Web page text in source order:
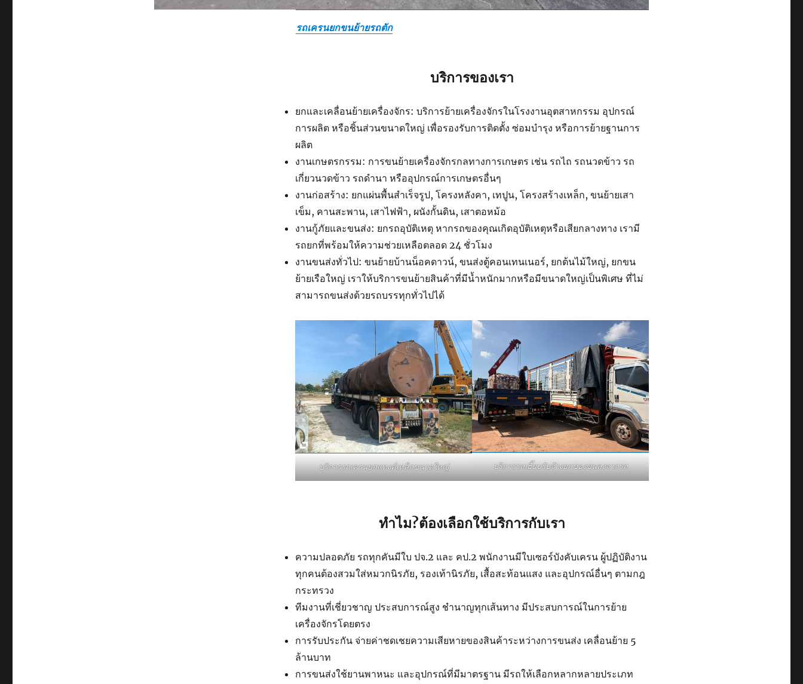
รถเครนยกขนย้ายรถตัก
บริการของเรา
ยกและเคลื่อนย้ายเครื่องจักร: บริการย้ายเครื่องจักรในโรงงานอุตสาหกรรม อุปกรณ์
การผลิต หรือชิ้นส่วนขนาดใหญ่ เพื่อรองรับการติดตั้ง ซ่อมบำรุง หรือการย้ายฐานการ
ผลิต
งานเกษตรกรรม: การขนย้ายเครื่องจักรกลทางการเกษตร เช่น รถไถ รถนวดข้าว รถ
เกี่ยวนวดข้าว รถดำนา หรืออุปกรณ์การเกษตรอื่นๆ
งานก่อสร้าง: ยกแผ่นพื้นสำเร็จรูป, โครงหลังคา, เทปูน, โครงสร้างเหล็ก, ขนย้ายเสา
เข็ม, คานสะพาน, เสาไฟฟ้า, ผนังกั้นดิน, เสาตอหม้อ
งานกู้ภัยและขนส่ง: ยกรถอุบัติเหตุ หากรถของคุณเกิดอุบัติเหตุหรือเสียกลางทาง เรามี
รถยกที่พร้อมให้ความช่วยเหลือตลอด 24 ชั่วโมง
งานขนส่งทั่วไป: ขนย้ายบ้านน็อคดาวน์, ขนส่งตู้คอนเทนเนอร์, ยกต้นไม้ใหญ่, ยกขน
ย้ายเรือใหญ่ เราให้บริการขนย้ายสินค้าที่มีน้ำหนักมากหรือมีขนาดใหญ่เป็นพิเศษ ที่ไม่
สามารถขนส่งด้วยรถบรรทุกทั่วไปได้
บริการรถเครนยกแทงค์เหล็กขนาดใหญ่ บริการรถเฮี๊ยบรับจ้างยกของขนลงจากรถ
ทำไม?ต้องเลือกใช้บริการกับเรา
ความปลอดภัย รถทุกคันมีใบ ปจ.2 และ คป.2 พนักงานมีใบเซอร์บังคับเครน ผู้ปฏิบัติงาน
ทุกคนต้องสวมใส่หมวกนิรภัย, รองเท้านิรภัย, เสื้อสะท้อนแสง และอุปกรณ์อื่นๆ ตามกฎ
กระทรวง
ทีมงานที่เชี่ยวชาญ ประสบการณ์สูง ชำนาญทุกเส้นทาง มีประสบการณ์ในการย้าย
เครื่องจักรโดยตรง
การรับประกัน จ่ายค่าชดเชยความเสียหายของสินค้าระหว่างการขนส่ง เคลื่อนย้าย 5
ล้านบาท
การขนส่งใช้ยานพาหนะ และอุปกรณ์ที่มีมาตรฐาน มีรถให้เลือกหลากหลายประเภท